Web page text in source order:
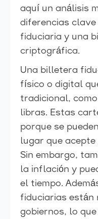
aquí un análisis
diferencias
fiduciaria y una
criptográfica.
Una billetera
físico o digital
tradicional,
libras. Estas
porque se
lugar que
Sin embargo,
la inflación y
el tiempo.
fiduciarias están
gobiernos, lo